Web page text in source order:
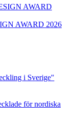
AWARD 2026
i Sverige"